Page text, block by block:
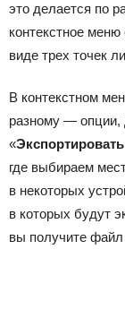
это делается по
контекстное
виде трех точек
В контекстном
разному — опции,
«
где выбираем
в некоторых
в которых будут
вы получите